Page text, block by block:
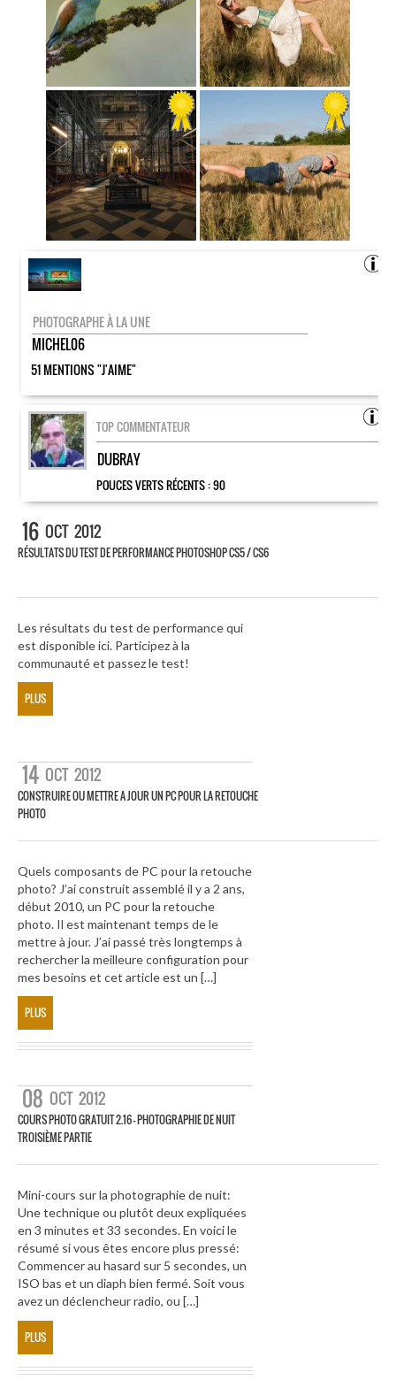
PHOTOGRAPHE À LA UNE
MICHEL06
51 MENTIONS "J'AIME"
TOP COMMENTATEUR
DUBRAY
POUCES VERTS RÉCENTS :90
16 OCT 2012
RÉSULTATS DU TEST DE PERFORMANCE PHOTOSHOP CS5 / CS6
Les résultats du test de performance qui
est disponible ici. Participez à la
communauté et passez le test!
PLUS
14 OCT 2012
CONSTRUIRE OU METTRE A JOUR UN PC POUR LA RETOUCHE
PHOTO
Quels composants de PC pour la retouche
photo? J’ai construit assemblé il y a 2 ans,
début 2010, un PC pour la retouche
photo. Il est maintenant temps de le
mettre à jour. J’ai passé très longtemps à
rechercher la meilleure configuration pour
mes besoins et cet article est un […]
PLUS
08 OCT 2012
COURS PHOTO GRATUIT 2.16 – PHOTOGRAPHIE DE NUIT
TROISIÈME PARTIE
Mini-cours sur la photographie de nuit:
Une technique ou plutôt deux expliquées
en 3 minutes et 33 secondes. En voici le
résumé si vous êtes encore plus pressé:
Commencer au hasard sur 5 secondes, un
ISO bas et un diaph bien fermé. Soit vous
avez un déclencheur radio, ou […]
PLUS